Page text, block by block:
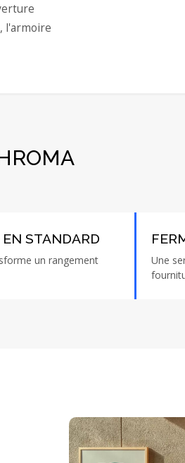
l'armoire
STANDARD
un rangement
Une